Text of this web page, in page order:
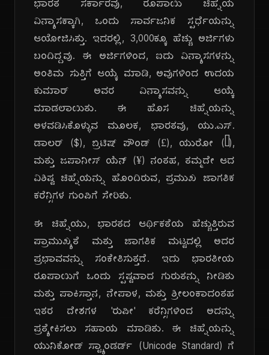
ಭಾರತ ಸರ್ಕಾರವು, ರೂಪಾಯಿ ಚಿಹ್ನೆಯ
ವಿನ್ಯಾಸಕ್ಕಾಗಿ, ಒಂದು ಸಾರ್ವಜನಿಕ ಸ್ಪರ್ಧೆಯನ್ನು
ಆಯೋಜಿಸಿತ್ತು. ಇದರಲ್ಲಿ, 3,000ಕ್ಕೂ ಹೆಚ್ಚು ಅರ್ಜಿಗಳು
ಬಂದಿದ್ದವು. ಈ ಅರ್ಜಿಗಳಿಂದ, ಐದು ವಿನ್ಯಾಸಗಳನ್ನು
ಅಂತಿಮ ಸುತ್ತಿಗೆ ಆಯ್ಕೆ ಮಾಡಿ, ಅವುಗಳಿಂದ ಉದಯ
ಕುಮಾರ್ ಅವರ ವಿನ್ಯಾಸವನ್ನು ಆಯ್ಕೆ
ಮಾಡಲಾಯಿತು. ಈ ಹೊಸ ಚಿಹ್ನೆಯನ್ನು
ಅಳವಡಿಸಿಕೊಳ್ಳುವ ಮೂಲಕ, ಭಾರತವು, ಯು.ಎಸ್.
ಡಾಲರ್ ($), ಬ್ರಿಟಿಷ್ ಪೌಂಡ್ (£), ಯುರೋ (€),
ಮತ್ತು ಜಪಾನೀಸ್ ಯೆನ್ (¥) ನಂತಹ, ತಮ್ಮದೇ ಆದ
ವಿಶಿಷ್ಟ ಚಿಹ್ನೆಯನ್ನು ಹೊಂದಿರುವ, ಪ್ರಮುಖ ಜಾಗತಿಕ
ಕರೆನ್ಸಿಗಳ ಗುಂಪಿಗೆ ಸೇರಿತು.
ಈ ಚಿಹ್ನೆಯು, ಭಾರತದ ಆರ್ಥಿಕತೆಯ ಹೆಚ್ಚುತ್ತಿರುವ
ಪ್ರಾಮುಖ್ಯತೆ ಮತ್ತು ಜಾಗತಿಕ ಮಟ್ಟದಲ್ಲಿ ಅದರ
ಪ್ರಭಾವವನ್ನು ಸಂಕೇತಿಸುತ್ತದೆ. ಇದು ಭಾರತೀಯ
ರೂಪಾಯಿಗೆ ಒಂದು ಸ್ಪಷ್ಟವಾದ ಗುರುತನ್ನು ನೀಡಿತು
ಮತ್ತು ಪಾಕಿಸ್ತಾನ, ನೇಪಾಳ, ಮತ್ತು ಶ್ರೀಲಂಕಾದಂತಹ
ಇತರ ದೇಶಗಳ 'ರುಪೀ' ಕರೆನ್ಸಿಗಳಿಂದ ಅದನ್ನು
ಪ್ರತ್ಯೇಕಿಸಲು ಸಹಾಯ ಮಾಡಿತು. ಈ ಚಿಹ್ನೆಯನ್ನು
ಯುನಿಕೋಡ್ ಸ್ಟ್ಯಾಂಡರ್ಡ್ (Unicode Standard) ಗೆ